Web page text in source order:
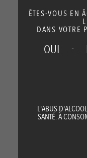
ÊTES-VOUS EN
DANS VOTRE
OUI -
L'ABUS
SANTÉ. À